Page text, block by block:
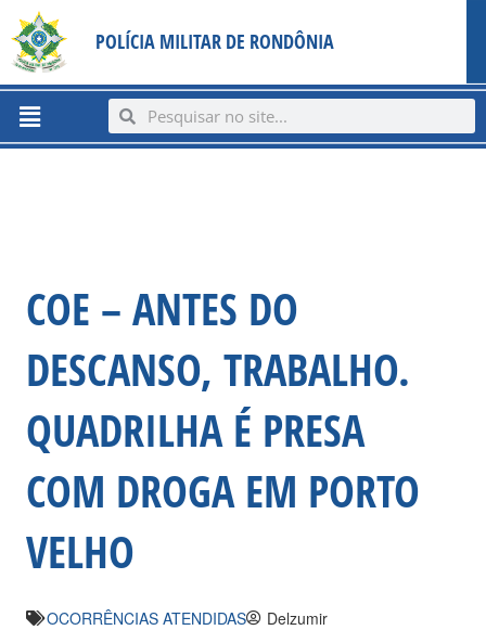
content
para
conteúdo
POLÍCIA MILITAR DE RONDÔNIA
Menu SearchSearch
COE – ANTES DO
DESCANSO, TRABALHO.
QUADRILHA É PRESA
COM DROGA EM PORTO
VELHO
OCORRÊNCIAS ATENDIDAS
Delzumir